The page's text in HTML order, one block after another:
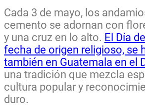
Cada 3 de mayo, los
cemento se adornan con
y una cruz en lo alto. El Día
fecha de origen religioso, se
también en Guatemala en el
una tradición que mezcla
cultura popular y
duro.